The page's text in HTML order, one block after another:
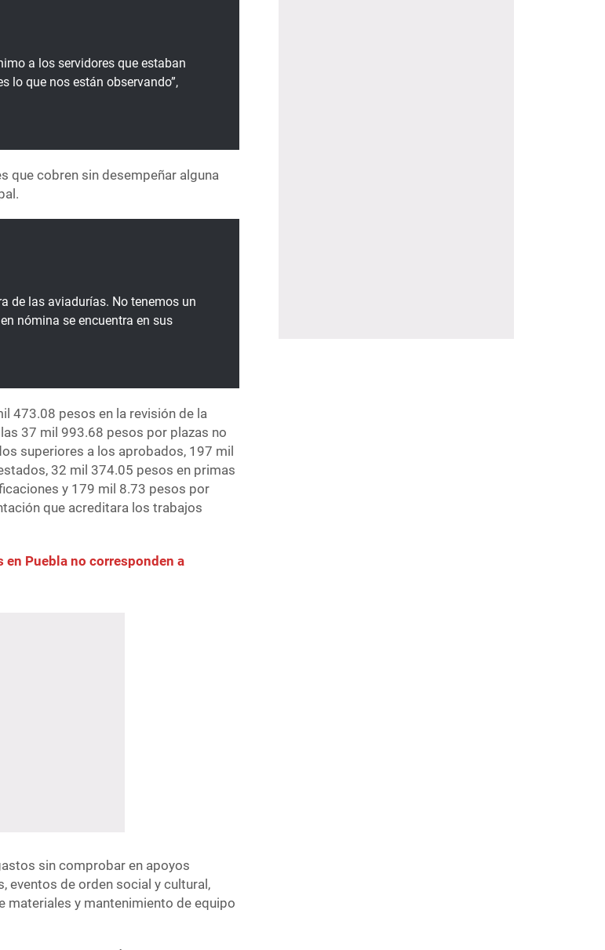
a los servidores que estaban
lo que nos están observando”,
que cobren sin desempeñar alguna
de las aviadurías. No tenemos un
nómina se encuentra en sus
473.08 pesos en la revisión de la
37 mil 993.68 pesos por plazas no
superiores a los aprobados, 197 mil
32 mil 374.05 pesos en primas
y 179 mil 8.73 pesos por
que acreditara los trabajos
en Puebla no corresponden a
sin comprobar en apoyos
eventos de orden social y cultural,
materiales y mantenimiento de equipo